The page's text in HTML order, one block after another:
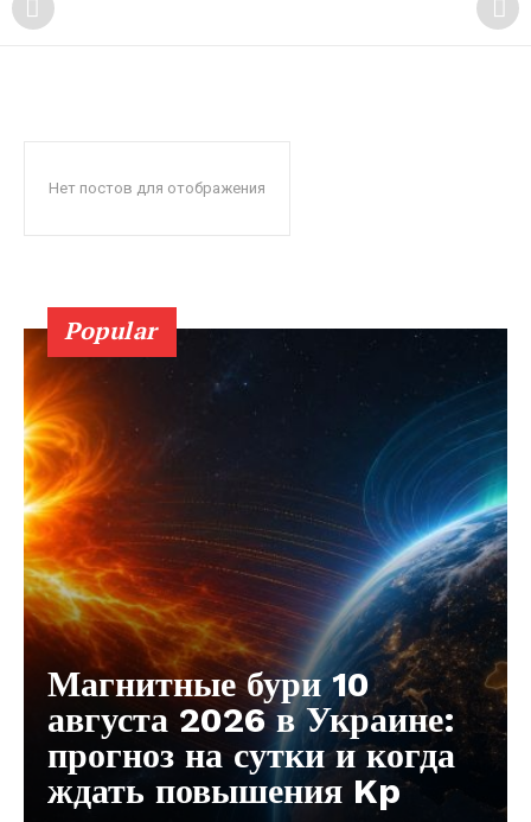
Нет постов для отображения
Popular
Магнитные бури 10
августа 2026 в Украине:
прогноз на сутки и когда
ждать повышения Kp